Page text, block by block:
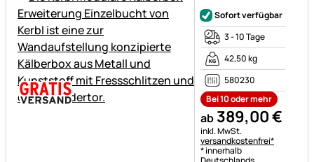
Sofort verfügbar
3 - 10 Tage
42,50 kg
580230
Bei 10 oder mehr
ab 389,00€
Steuerhinweis:
inkl. MwSt.
versandkostenfrei*
* innerhalb